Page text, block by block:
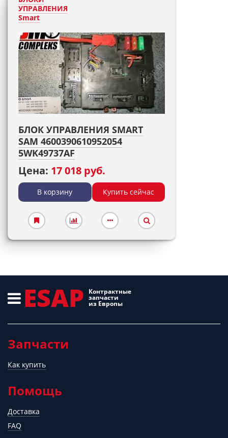
УПРАВЛЕНИЯ
Smart
БЛОК УПРАВЛЕНИЯ SMART
SAM 4600390610952054
5WK49737AF
Цена: 17 018 руб.
В корзину Купить сейчас
ESAP Контрактные
запчасти
из Европы
Запчасти
Как купить
Помощь
Доставка
FAQ